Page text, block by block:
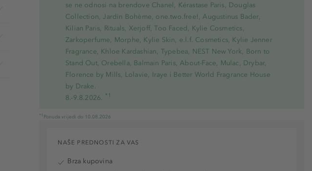
se ne odnosi na brendove Chanel, Kérastase Paris, Douglas
Collection, Jardin Bohème, one.two.free!, Augustinus Bader,
Kilian Paris, Rituals, Xerjoff, Too Faced, Kylie Cosmetics,
Zarkoperfume, Morphe, Kylie Skin, e.l.f. Cosmetics, Kylie Jenner
Fragrance, Khloe Kardashian, Typebea, NEST New York, Born to
Stand Out, Orebella, Balmain Paris, About-Face, Mulac, Drybar,
Florence by Mills, Lolavie, Iraye i Better World Fragrance House
by Drake.
8.-9.8.2026. *1
*1 Ponuda vrijedi do 10.08.2026
NAŠE PREDNOSTI ZA VAS
Brza kupovina